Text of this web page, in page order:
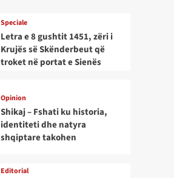
Speciale
Letra e 8 gushtit 1451, zëri i
Krujës së Skënderbeut që
troket në portat e Sienës
Opinion
Shikaj – Fshati ku historia,
identiteti dhe natyra
shqiptare takohen
Editorial